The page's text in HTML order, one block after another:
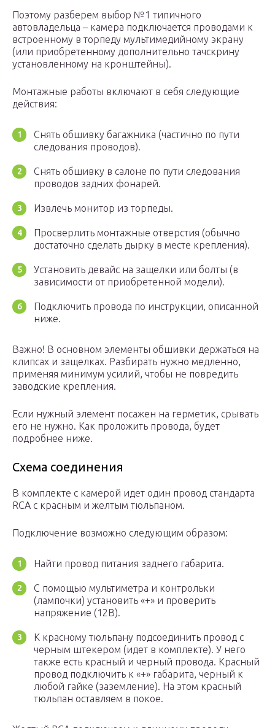
Поэтому разберем выбор №1 типичного
автовладельца – камера подключается проводами к
встроенному в торпеду мультимедийному экрану
(или приобретенному дополнительно тачскрину
установленному на кронштейны).
Монтажные работы включают в себя следующие
действия:
Снять обшивку багажника (частично по пути
следования проводов).
Снять обшивку в салоне по пути следования
проводов задних фонарей.
Извлечь монитор из торпеды.
Просверлить монтажные отверстия (обычно
достаточно сделать дырку в месте крепления).
Установить девайс на защелки или болты (в
зависимости от приобретенной модели).
Подключить провода по инструкции, описанной
ниже.
Важно! В основном элементы обшивки держаться на
клипсах и защелках. Разбирать нужно медленно,
применяя минимум усилий, чтобы не повредить
заводские крепления.
Если нужный элемент посажен на герметик, срывать
его не нужно. Как проложить провода, будет
подробнее ниже.
Схема соединения
В комплекте с камерой идет один провод стандарта
RCA с красным и желтым тюльпаном.
Подключение возможно следующим образом:
Найти провод питания заднего габарита.
С помощью мультиметра и контрольки
(лампочки) установить «+» и проверить
напряжение (12В).
К красному тюльпану подсоединить провод с
черным штекером (идет в комплекте). У него
также есть красный и черный провода. Красный
провод подключить к «+» габарита, черный к
любой гайке (заземление). На этом красный
тюльпан оставляем в покое.